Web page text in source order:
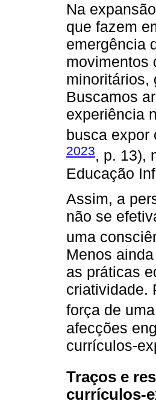
Na
que fazem
emergência
movimentos
minoritários,
Buscamos
experiência
busca expor
2023, p. 13),
Educação
Assim, a
não se
uma
Menos
as práticas
criatividade.
força de
afecções
currículos-
Traços e
currículos-